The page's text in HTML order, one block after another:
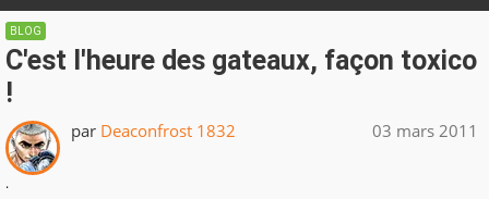
BLOG
C'est l'heure des gateaux, façon toxico
!
par Deaconfrost 1832 03 mars 2011
.